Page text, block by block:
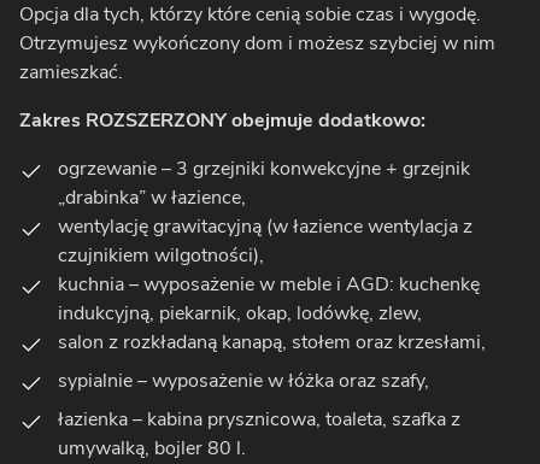
Opcja dla tych, którzy które cenią sobie czas i wygodę.
Otrzymujesz wykończony dom i możesz szybciej w nim
zamieszkać.
Zakres ROZSZERZONY obejmuje dodatkowo:
ogrzewanie – 3 grzejniki konwekcyjne + grzejnik
„drabinka” w łazience,
wentylację grawitacyjną (w łazience wentylacja z
czujnikiem wilgotności),
kuchnia – wyposażenie w meble i AGD: kuchenkę
indukcyjną, piekarnik, okap, lodówkę, zlew,
salon z rozkładaną kanapą, stołem oraz krzesłami,
sypialnie – wyposażenie w łóżka oraz szafy,
łazienka – kabina prysznicowa, toaleta, szafka z
umywalką, bojler 80 l.